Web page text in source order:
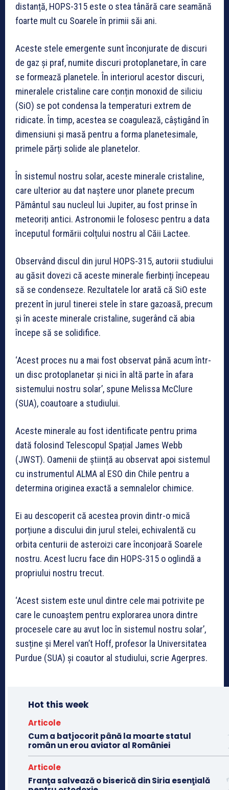
distanță, HOPS-315 este o stea tânără care seamănă
foarte mult cu Soarele în primii săi ani.
Aceste stele emergente sunt înconjurate de discuri
de gaz și praf, numite discuri protoplanetare, în care
se formează planetele. În interiorul acestor discuri,
mineralele cristaline care conțin monoxid de siliciu
(SiO) se pot condensa la temperaturi extrem de
ridicate. În timp, acestea se coagulează, câștigând în
dimensiuni și masă pentru a forma planetesimale,
primele părți solide ale planetelor.
În sistemul nostru solar, aceste minerale cristaline,
care ulterior au dat naștere unor planete precum
Pământul sau nucleul lui Jupiter, au fost prinse în
meteoriți antici. Astronomii le folosesc pentru a data
începutul formării colțului nostru al Căii Lactee.
Observând discul din jurul HOPS-315, autorii studiului
au găsit dovezi că aceste minerale fierbinți începeau
să se condenseze. Rezultatele lor arată că SiO este
prezent în jurul tinerei stele în stare gazoasă, precum
și în aceste minerale cristaline, sugerând că abia
începe să se solidifice.
‘Acest proces nu a mai fost observat până acum într-
un disc protoplanetar și nici în altă parte în afara
sistemului nostru solar’, spune Melissa McClure
(SUA), coautoare a studiului.
Aceste minerale au fost identificate pentru prima
dată folosind Telescopul Spațial James Webb
(JWST). Oamenii de știință au observat apoi sistemul
cu instrumentul ALMA al ESO din Chile pentru a
determina originea exactă a semnalelor chimice.
Ei au descoperit că acestea provin dintr-o mică
porțiune a discului din jurul stelei, echivalentă cu
orbita centurii de asteroizi care înconjoară Soarele
nostru. Acest lucru face din HOPS-315 o oglindă a
propriului nostru trecut.
‘Acest sistem este unul dintre cele mai potrivite pe
care le cunoaștem pentru explorarea unora dintre
procesele care au avut loc în sistemul nostru solar’,
susține și Merel van’t Hoff, profesor la Universitatea
Purdue (SUA) și coautor al studiului, scrie Agerpres.
Hot this week
Articole
Cum a batjocorit până la moarte statul
român un erou aviator al României
Articole
Franţa salvează o biserică din Siria esenţială